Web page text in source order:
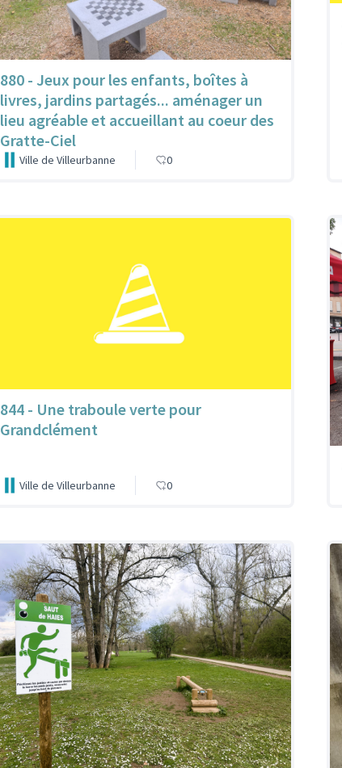
880 - Jeux pour les enfants, boîtes à
livres, jardins partagés... aménager un
lieu agréable et accueillant au coeur des
Gratte-Ciel
Ville de Villeurbanne 0
844 - Une traboule verte pour
Grandclément
Ville de Villeurbanne 0